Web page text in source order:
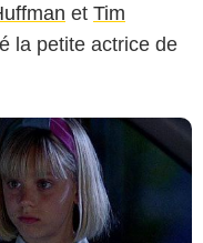
et Tim
la petite actrice de